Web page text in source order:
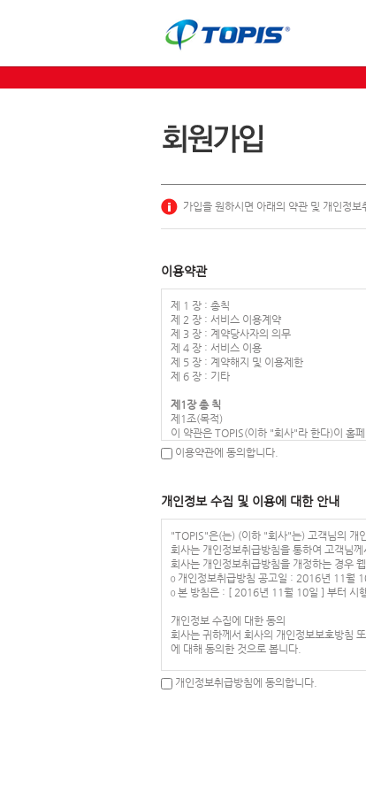
가입을 원하시면 아래의 약관 및 개인정
이용약관
제 1 장 : 총칙
제 2 장 : 서비스 이용계약
제 3 장 : 계약당사자의 의무
제 4 장 : 서비스 이용
제 5 장 : 계약해지 및 이용제한
제 6 장 : 기타
제1장 총 칙
제1조(목적)
이 약관은 TOPIS(이하 "회사"라 한다)이 홈
제2조(정의)
이 약관에서 사용하는 용어의 정의는 다음 각
3. 가입 : 회사가 제공하는 신청서 양식에 해
4. 회원 : 당 사이트에 회원가입에 필요한 개
5. 이용자번호(ID) : 회원 식별과 회원의 서
6. 패스워드(PASSWORD) : 회원의 정보 보
7. 이용해지 : 회사 또는 회원이 서비스 이용
제3조(약관의 효력과 변경)
회원은 변경된 약관에 동의하지 않을 경우
① 이 약관의 서비스 화면에 게시하거나 공지
② 회사는 필요하다고 인정되는 경우 이 약관
약관의 변경 사항에 동의한 것으로 간주됩니다.
같은 방법으로 효력이 발생합니다.
제4조(준용규정)
이용약관에 동의합니다.
개인정보 수집 및 이용에 대한 안내
"TOPIS"은(는) (이하 "회사"는) 고객님의 개
회사는 개인정보취급방침을 통하여 고객님
회사는 개인정보취급방침을 개정하는 경우
ο 개인정보취급방침 공고일 : 2016년 11월
ο 본 방침은 : [ 2016년 11월 10일 ] 부터 시
개인정보 수집에 대한 동의
회사는 귀하께서 회사의 개인정보보호방침 또
에 대해 동의한 것으로 봅니다.
아동의 개인정보보호
ο 회사는 만14세 미만 아동의 개인정보를 수
회사는 회원가입, 상담, 서비스 신청 등등을
개인정보취급방침에 동의합니다.